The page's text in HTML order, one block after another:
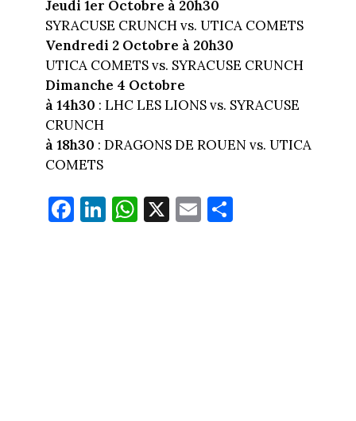
Jeudi 1er Octobre à 20h30
SYRACUSE CRUNCH vs. UTICA COMETS
Vendredi 2 Octobre à 20h30
UTICA COMETS vs. SYRACUSE CRUNCH
Dimanche 4 Octobre
à 14h30 : LHC LES LIONS vs. SYRACUSE
CRUNCH
à 18h30 : DRAGONS DE ROUEN vs. UTICA
COMETS
Fa
ce
Li
nk
W
ha
X E
m
Pa
rt